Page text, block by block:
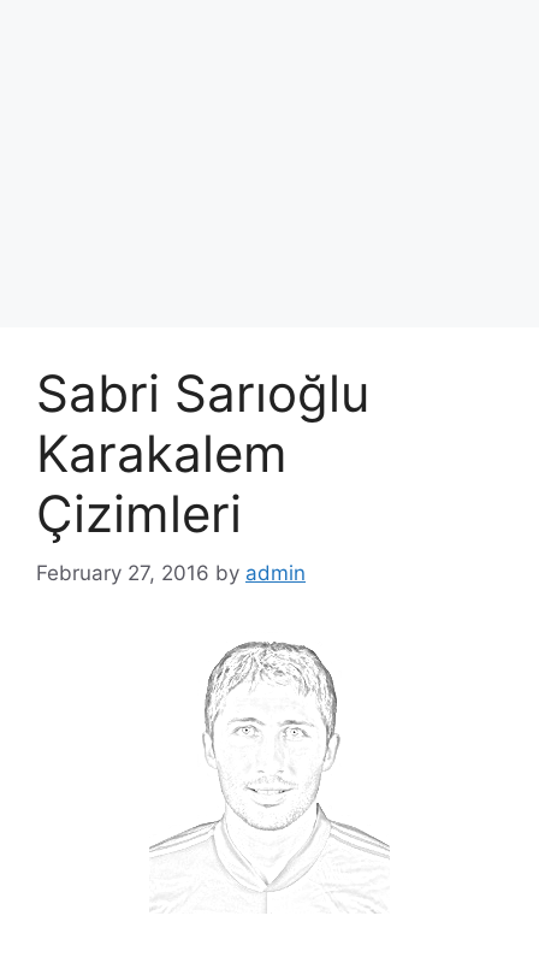
Sabri Sarıoğlu
Karakalem
Çizimleri
February 27, 2016 by admin